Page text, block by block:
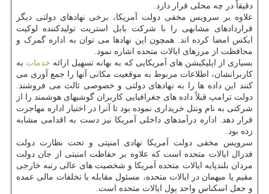
دقیقاً در چه محلی قرار دارد.
علاوه بر سرویس مخفی دولت آمریکا، برخی نهادهای دولتی دیگر
قراردادهای مشابهی را با شرکت بابل استریت تولیدکننده لوکیت
ایکس امضا کرده اند. همچون این نهادها می توان به اداره گمرک و
محافظت از مرزهای ایالات متحده اشاره نمود.
بسیاری از اپلیکیشن های آمریکایی که به بهانه تسهیل ارائه خدمات به
کاربرانشان، اطلاعات مربوط به موقعیت مکانی آنها را جمع آوری می
کنند این داده ها را به نهادهای دولتی و خصوصی ثالث می فروشند.
دولت ترامپ قبلاً داده های جغرافیایی کاربران گوشیهای هوشمند را از
شرکتی به نام ونتل خریداری نموده بود تا آنرا در اختیار اداره مهاجرت
قرار دهد. اداره درآمدهای داخلی آمریکا نیز دست به اقدامی مشابه
زده بود.
سرویس مخفی دولت آمریکا نهادی امنیتی و تحت نظارت دولت
فدرال ایالات متحده است که علاوه بر حفاظت امنیتی از جان دولت
مردان بلندپایه ایالات متحده آمریکا و شخصیت های عالی رتبه خارجی
مقیم یا میهمان در ایالات متحده، مسئول مقابله با تخلفات مالی عمده
و جعل اسکناس واحد پول ایالات متحده است.